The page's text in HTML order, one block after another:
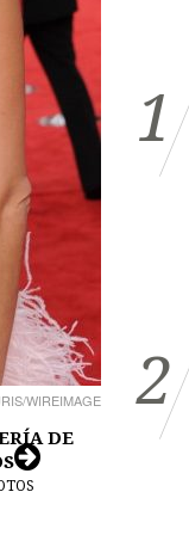
WIREIMAGE
DE
1
2